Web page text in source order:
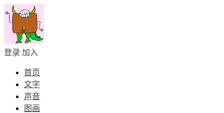
登录 加入
首页
文字
声音
图画